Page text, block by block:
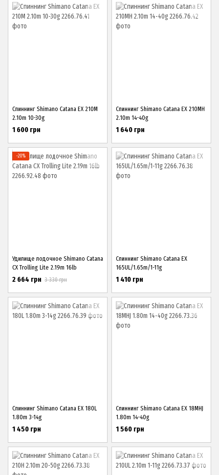
Спиннинг Shimano Catana EX 210M
2.10m 10-30g
1 600 грн
Спиннинг Shimano Catana EX 210MH
2.10m 14-40g
1 640 грн
−20%
Удилище лодочное Shimano Catana
CX Trolling Lite 2.19m 16lb
2 664 грн 3 330 грн
Спиннинг Shimano Catana EX
165UL/1.65m/1-11g
1 410 грн
Спиннинг Shimano Catana EX 180L
1.80m 3-14g
1 450 грн
Спиннинг Shimano Catana EX 18MHJ
1.80m 14-40g
1 560 грн